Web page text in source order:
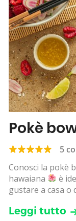
Pokè
5
Conosci la pokè
hawaiana
è
gustare a casa o
Leggi tutto